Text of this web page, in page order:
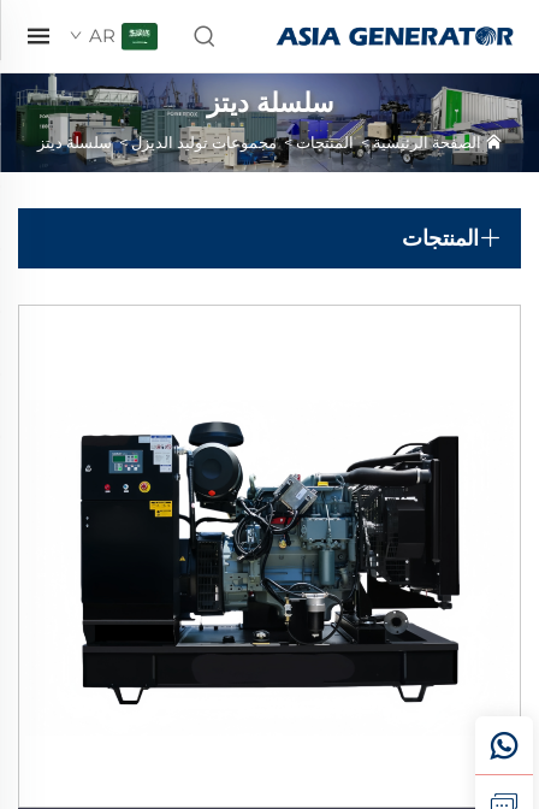
AR
سلسلة ديتز
الصفحة الرئيسية>المنتجات>مجموعات توليد الديزل>سلسلة ديتز
المنتجات